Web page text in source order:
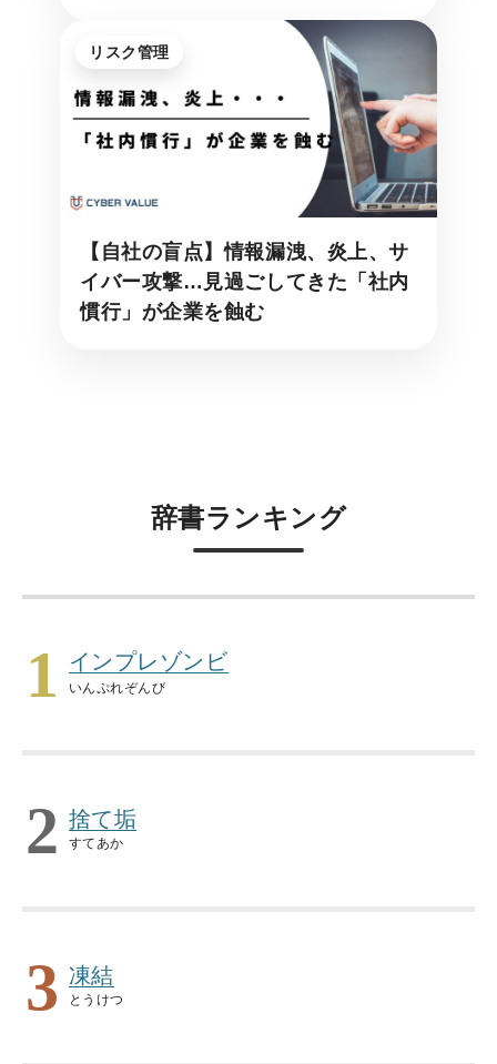
リスク管理
【自社の盲点】情報漏洩、炎上、サ
イバー攻撃…見過ごしてきた「社内
慣行」が企業を蝕む
辞書ランキング
1 インプレゾンビ
いんぷれぞんび
2 捨て垢
すてあか
3 凍結
とうけつ